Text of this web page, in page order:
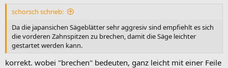
schorsch schrieb:
Da die japansichen Sägeblätter sehr aggresiv sind empfiehlt es sich
die vorderen Zahnspitzen zu brechen, damit die Säge leichter
gestartet werden kann.
korrekt. wobei "brechen" bedeuten, ganz leicht mit einer Feile